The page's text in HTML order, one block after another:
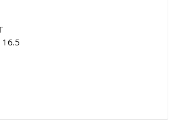
16.5